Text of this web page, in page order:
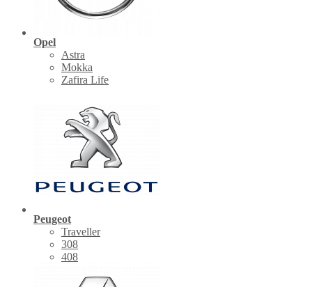
Opel
Astra
Mokka
Zafira Life
Peugeot
Traveller
308
408